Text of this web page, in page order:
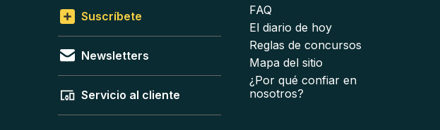
Suscríbete
Newsletters
Servicio al cliente
FAQ
El diario de hoy
Reglas de concursos
Mapa del sitio
¿Por qué confiar en
nosotros?